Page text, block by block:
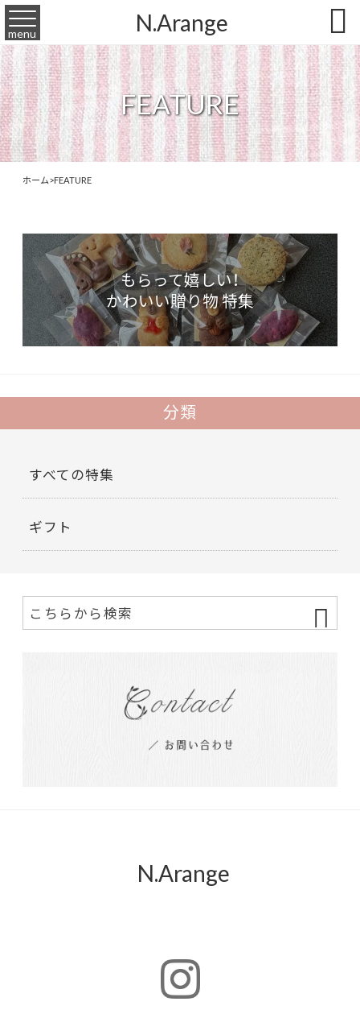
N.Arange
menu 
FEATURE
ホーム>FEATURE
もらって嬉しい！
かわいい贈り物 特集
分類
すべての特集
ギフト
N.Arange